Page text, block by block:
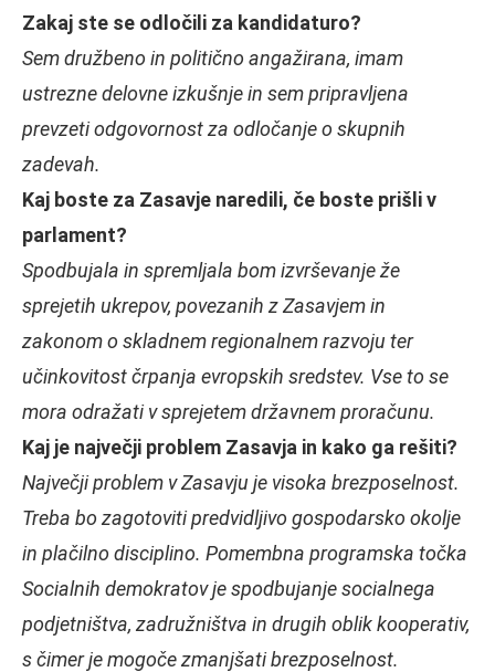
Zakaj ste se odločili za kandidaturo?
Sem družbeno in politično angažirana, imam
ustrezne delovne izkušnje in sem pripravljena
prevzeti odgovornost za odločanje o skupnih
zadevah.
Kaj boste za Zasavje naredili, če boste prišli v
parlament?
Spodbujala in spremljala bom izvrševanje že
sprejetih ukrepov, povezanih z Zasavjem in
zakonom o skladnem regionalnem razvoju ter
učinkovitost črpanja evropskih sredstev. Vse to se
mora odražati v sprejetem državnem proračunu.
Kaj je največji problem Zasavja in kako ga rešiti?
Največji problem v Zasavju je visoka brezposelnost.
Treba bo zagotoviti predvidljivo gospodarsko okolje
in plačilno disciplino. Pomembna programska točka
Socialnih demokratov je spodbujanje socialnega
podjetništva, zadružništva in drugih oblik kooperativ,
s čimer je mogoče zmanjšati brezposelnost.